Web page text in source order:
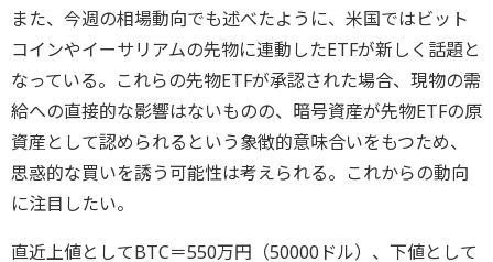
また、今週の相場動向でも述べたように、米国ではビット
コインやイーサリアムの先物に連動したETFが新しく話題と
なっている。これらの先物ETFが承認された場合、現物の需
給への直接的な影響はないものの、暗号資産が先物ETFの原
資産として認められるという象徴的意味合いをもつため、
思惑的な買いを誘う可能性は考えられる。これからの動向
に注目したい。
直近上値としてBTC＝550万円（50000ドル）、下値として